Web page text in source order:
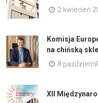
2 kwiecień
Komisja
na chińską
8
XII